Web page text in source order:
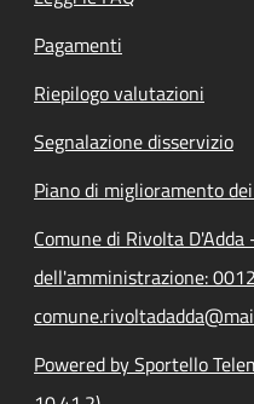
Pagamenti
Riepilogo valutazioni
Segnalazione disservizio
Piano di miglioramento
Comune di Rivolta
dell'amministrazione:
Powered by Sportello